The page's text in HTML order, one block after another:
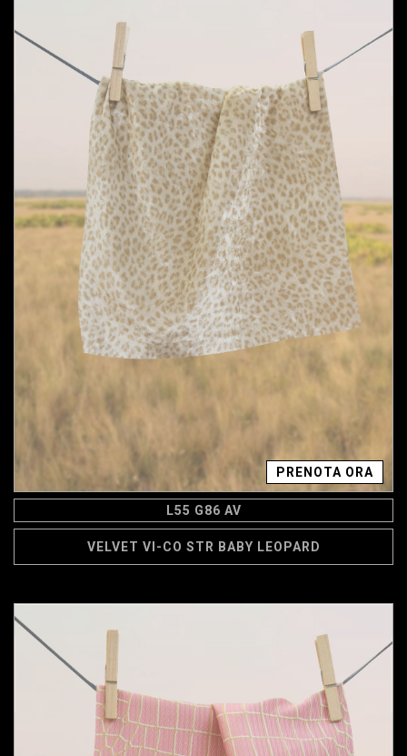
PRENOTA ORA
L55 G86 AV
VELVET VI-CO STR BABY LEOPARD